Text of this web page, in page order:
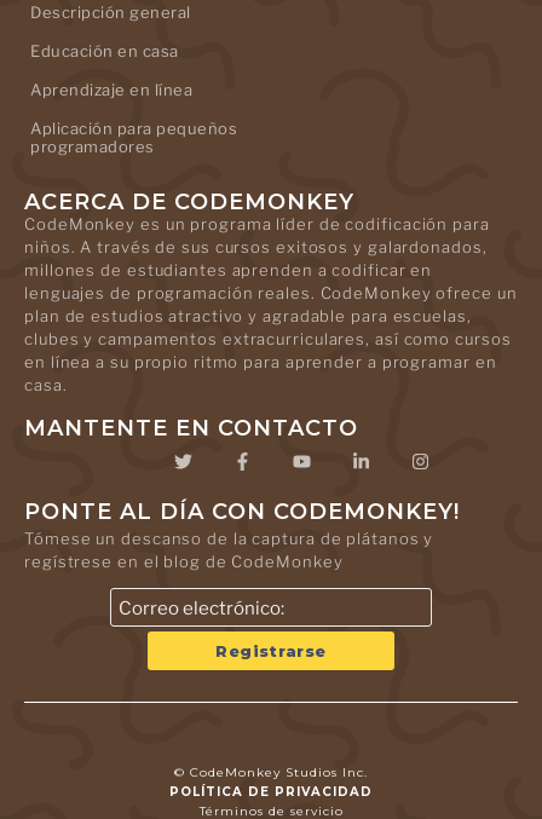
Descripción general
Educación en casa
Aprendizaje en línea
Aplicación para pequeños
programadores
ACERCA DE CODEMONKEY
CodeMonkey es un programa líder de codificación para
niños. A través de sus cursos exitosos y galardonados,
millones de estudiantes aprenden a codificar en
lenguajes de programación reales. CodeMonkey ofrece un
plan de estudios atractivo y agradable para escuelas,
clubes y campamentos extracurriculares, así como cursos
en línea a su propio ritmo para aprender a programar en
casa.
MANTENTE EN CONTACTO
PONTE AL DÍA CON CODEMONKEY!
Tómese un descanso de la captura de plátanos y
regístrese en el blog de CodeMonkey
© CodeMonkey Studios Inc.
POLÍTICA DE PRIVACIDAD
Términos de servicio